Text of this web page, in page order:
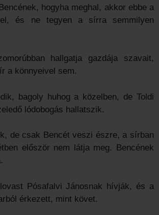
hogyha meghal, akkor ebbe a
és ne tegyen a sírra semmilyen
hallgatja gazdája szavait,
a könnyeivel sem.
bagoly huhog a közelben, de Toldi
lódobogás hallatszik.
de csak Bencét veszi észre, a sírban
először nem látja meg. Bencének
Pósafalvi Jánosnak hívják, és a
érkezett, mint követ.